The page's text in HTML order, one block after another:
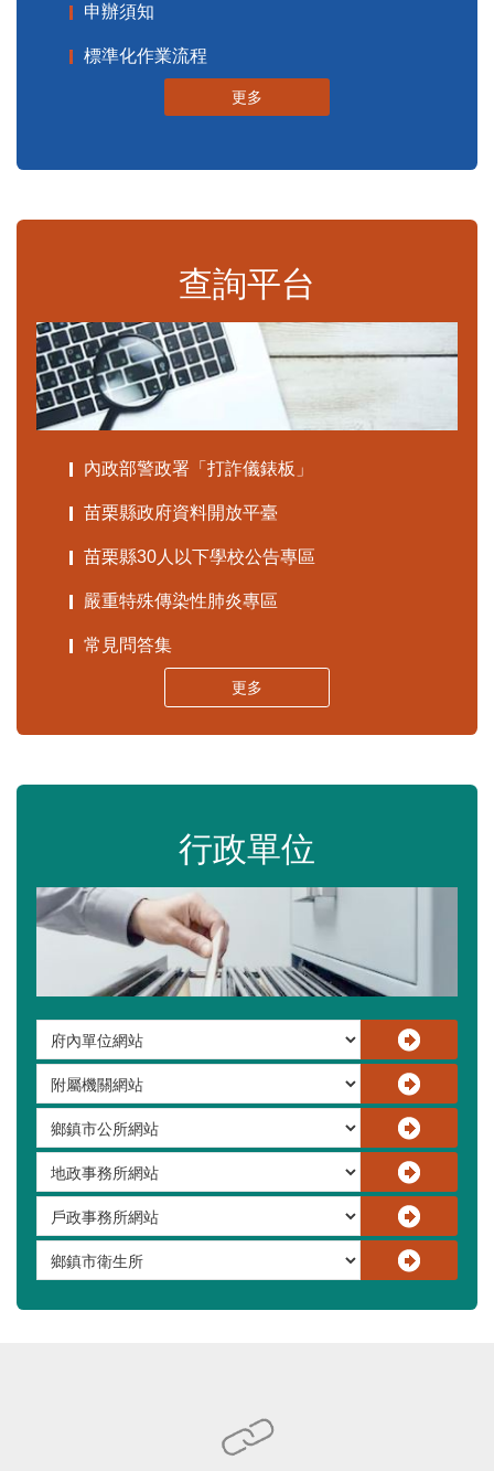
申辦須知
標準化作業流程
更多
查詢平台
內政部警政署「打詐儀錶板」
苗栗縣政府資料開放平臺
苗栗縣30人以下學校公告專區
嚴重特殊傳染性肺炎專區
常見問答集
更多
行政單位